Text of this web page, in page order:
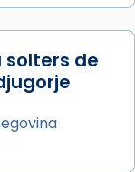
solters de